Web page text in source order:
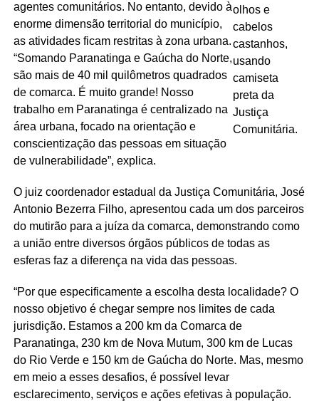
agentes comunitários. No entanto, devido à
enorme dimensão territorial do município,
as atividades ficam restritas à zona urbana.
“Somando Paranatinga e Gaúcha do Norte,
são mais de 40 mil quilômetros quadrados
de comarca. É muito grande! Nosso
trabalho em Paranatinga é centralizado na
área urbana, focado na orientação e
conscientização das pessoas em situação
de vulnerabilidade”, explica.
O juiz coordenador estadual da Justiça Comunitária, José
Antonio Bezerra Filho, apresentou cada um dos parceiros
do mutirão para a juíza da comarca, demonstrando como
a união entre diversos órgãos públicos de todas as
esferas faz a diferença na vida das pessoas.
“Por que especificamente a escolha desta localidade? O
nosso objetivo é chegar sempre nos limites de cada
jurisdição. Estamos a 200 km da Comarca de
Paranatinga, 230 km de Nova Mutum, 300 km de Lucas
do Rio Verde e 150 km de Gaúcha do Norte. Mas, mesmo
em meio a esses desafios, é possível levar
esclarecimento, serviços e ações efetivas à população.